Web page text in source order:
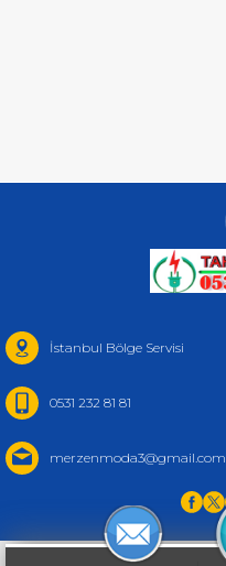
İstanbul Bölge Servisi
0531 232 81 81
merzenmoda3@gmail.com